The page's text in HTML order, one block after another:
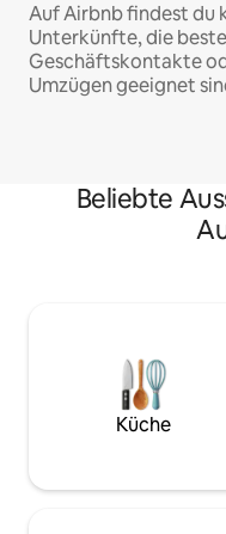
Auf Airbnb findest
Unterkünfte, die
Geschäftskontakte
Umzügen geeignet
Beliebte
Küche